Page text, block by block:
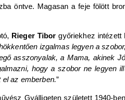
öntve. Magasan a feje fölött
Rieger Tiborgyőriekhez intézett
izgalmas legyen a
asszonyalak, a Mama, akinek
hogy a szobor ne legyen
az emberben.”
Gyálligeten született 1940-